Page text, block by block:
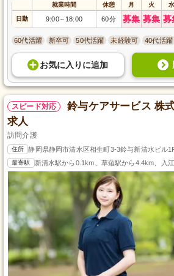
就業時間 休憩 月 火 水
日勤 9:00～ 18:00 60分 募集 募集 募
60代活躍 新卒可 50代活躍 未経験可 40代活躍
お気に入り に追加
スピード対応
鈴与ケアサービス 株
求人
訪問介護
住所 静岡県静岡市清水区相生町3-3鈴与新清水ビル
最寄駅 新清水駅から0.1km、草薙駅から4.4km、入